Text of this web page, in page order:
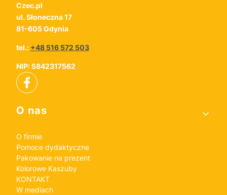
Czec.pl
ul. Słoneczna 17
81-605 Gdynia
tel.: +48 516 572 503
NIP: 5842317562
Linki w stopce
O nas
O firmie
Pomoce dydaktyczne
Pakowanie na prezent
Kolorowe Kaszuby
KONTAKT
W mediach